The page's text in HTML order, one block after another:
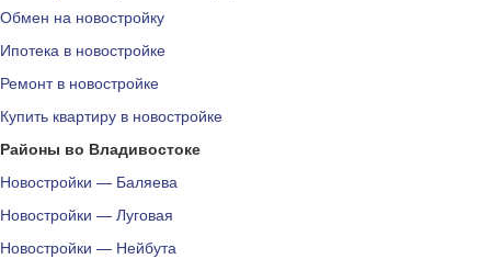
Обмен на новостройку
Ипотека в новостройке
Ремонт в новостройке
Купить квартиру в новостройке
Районы во Владивостоке
Новостройки — Баляева
Новостройки — Луговая
Новостройки — Нейбута